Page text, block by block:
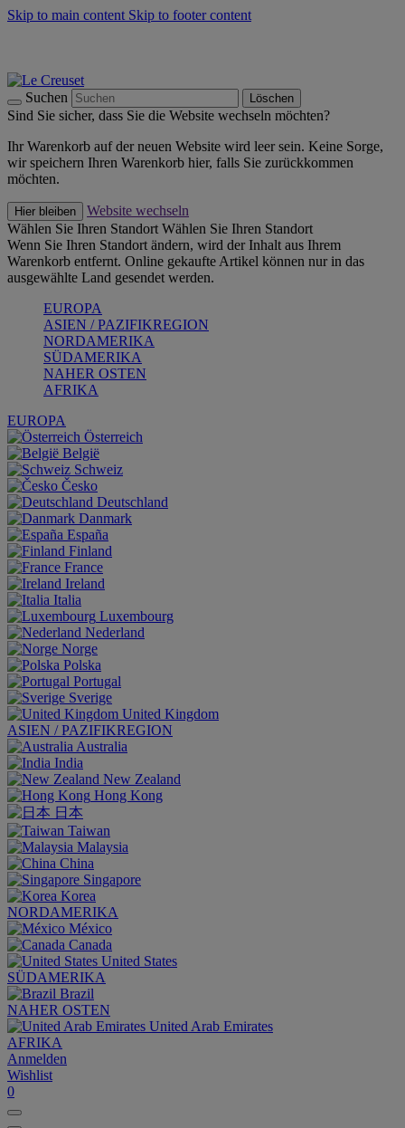
Skip to main content Skip to footer content
Suchen Löschen
Sind Sie sicher, dass Sie die Website wechseln möchten?
Ihr Warenkorb auf der neuen Website wird leer sein. Keine Sorge,
wir speichern Ihren Warenkorb hier, falls Sie zurückkommen
möchten.
Hier bleiben
Website wechseln
Wählen Sie Ihren Standort Wählen Sie Ihren Standort
Wenn Sie Ihren Standort ändern, wird der Inhalt aus Ihrem
Warenkorb entfernt. Online gekaufte Artikel können nur in das
ausgewählte Land gesendet werden.
EUROPA
ASIEN / PAZIFIKREGION
NORDAMERIKA
SÜDAMERIKA
NAHER OSTEN
AFRIKA
EUROPA
Österreich
België
Schweiz
Česko
Deutschland
Danmark
España
Finland
France
Ireland
Italia
Luxembourg
Nederland
Norge
Polska
Portugal
Sverige
United Kingdom
ASIEN / PAZIFIKREGION
Australia
India
New Zealand
Hong Kong
日本
Taiwan
Malaysia
China
Singapore
Korea
NORDAMERIKA
México
Canada
United States
SÜDAMERIKA
Brazil
NAHER OSTEN
United Arab Emirates
AFRIKA
Anmelden
Wishlist
0